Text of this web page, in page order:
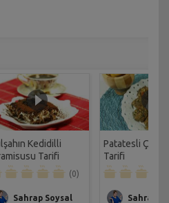
Kedidilli
Tarifi
(0)
Sahrap Soysal
Patatesli Çıtır
Tarifi
Sahrap